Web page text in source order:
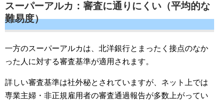
スーパーアルカ：審査に通りにくい（平均的な
難易度）
一方のスーパーアルカは、北洋銀行とまったく接点のなか
った人に対する審査基準が適用されます。
詳しい審査基準は社外秘とされていますが、ネット上では
専業主婦・非正規雇用者の審査通過報告が多数上がってい